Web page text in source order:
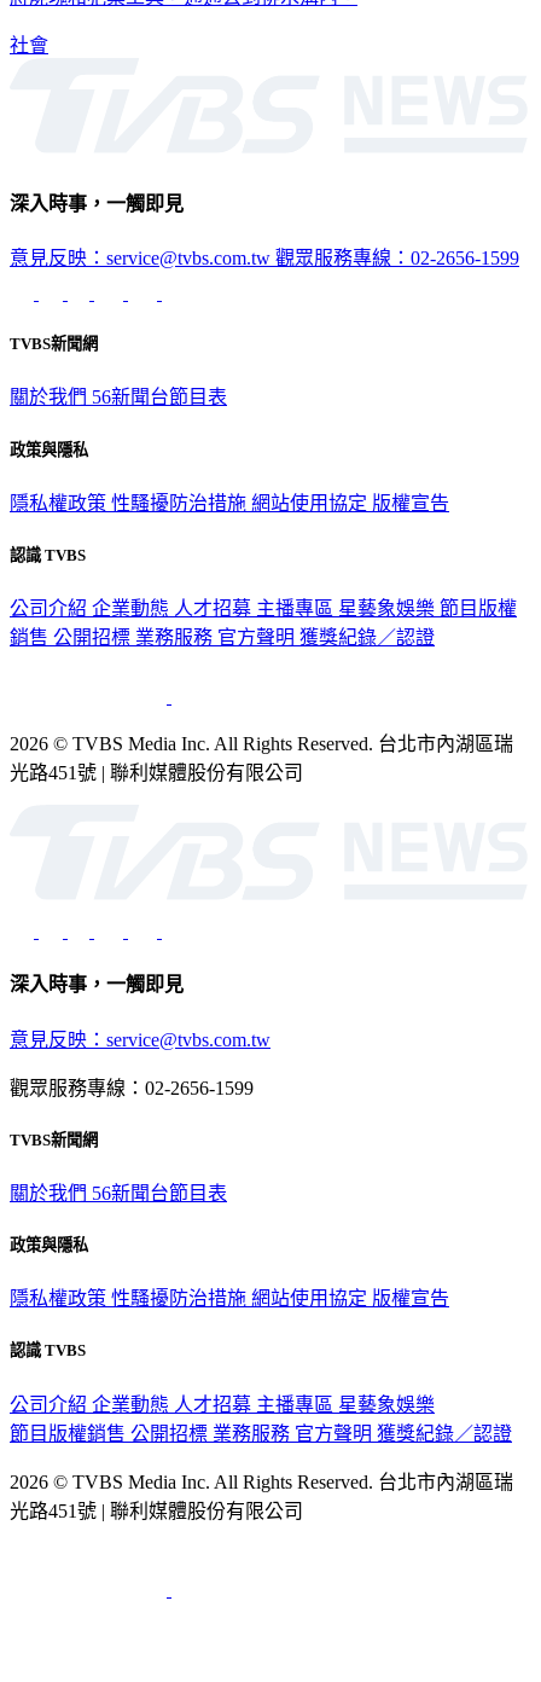
社會
深入時事，一觸即見
意見反映：service@tvbs.com.tw 觀眾服務專線：02-2656-1599
TVBS新聞網
關於我們 56新聞台節目表
政策與隱私
隱私權政策 性騷擾防治措施 網站使用協定 版權宣告
認識 TVBS
公司介紹 企業動態 人才招募 主播專區 星藝象娛樂 節目版權
銷售 公開招標 業務服務 官方聲明 獲獎紀錄／認證
2026 © TVBS Media Inc. All Rights Reserved. 台北市內湖區瑞
光路451號 | 聯利媒體股份有限公司
深入時事，一觸即見
意見反映：service@tvbs.com.tw
觀眾服務專線：02-2656-1599
TVBS新聞網
關於我們 56新聞台節目表
政策與隱私
隱私權政策 性騷擾防治措施 網站使用協定 版權宣告
認識 TVBS
公司介紹 企業動態 人才招募 主播專區 星藝象娛樂
節目版權銷售 公開招標 業務服務 官方聲明 獲獎紀錄／認證
2026 © TVBS Media Inc. All Rights Reserved. 台北市內湖區瑞
光路451號 | 聯利媒體股份有限公司